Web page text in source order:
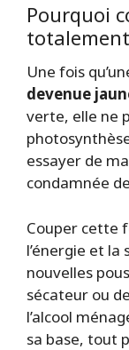
Pourquoi
Une fois
devenue
verte, elle ne
essayer de
condamnée
Couper cette
l’énergie et la
nouvelles
sécateur ou
l’alcool
sa base, tout